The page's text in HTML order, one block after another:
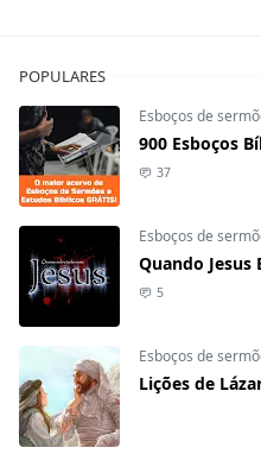
POPULARES
Esboços de
900 Esboços
37
Esboços de
Quando
5
Esboços de
Lições de